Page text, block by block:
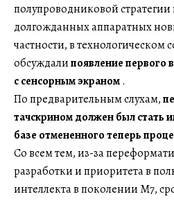
полупроводниковой стратегии
долгожданных аппаратных
частности, в технологическом
обсуждалипоявление первого
с сенсорным экраном.
По предварительным слухам,
тачскрином должен был стать
базе отмененного теперь
Со всем тем, из-за
разработки и приоритета в
интеллекта в поколении M7,